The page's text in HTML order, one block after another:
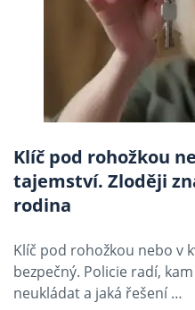
Klíč pod rohožkou
tajemství. Zloději
rodina
Klíč pod rohožkou nebo v
bezpečný. Policie radí,
neukládat a jaká řešení …